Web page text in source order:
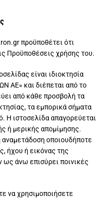
προϋποθέτει ότι
Προϋποθέσεις χρήσης του.
είναι ιδιοκτησία
ΑΕ» και διέπεται από το
από κάθε προσβολή τα
τα εμπορικά σήματα
Η ιστοσελίδα απαγορεύεται
ή μερικής απομίμησης.
οποιουδήποτε
ήχου ή εικόνας της
ως άνω επισύρει ποινικές
να χρησιμοποιήσετε